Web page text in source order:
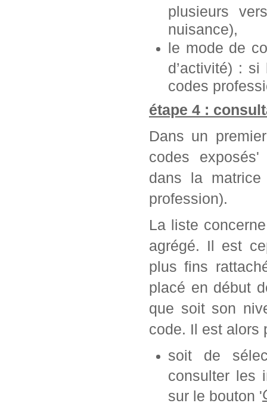
plusieurs
nuisance),
le mode de
d’activité) :
codes
étape 4 :
Dans un
codes
dans la
profession).
La liste
agrégé. Il est
plus fins
placé en début
que soit son
code. Il est alors
soit de
consulter les
sur le bouton '